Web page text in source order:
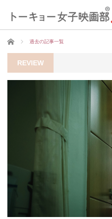
ホーム 過去の記事一覧
REVIEW